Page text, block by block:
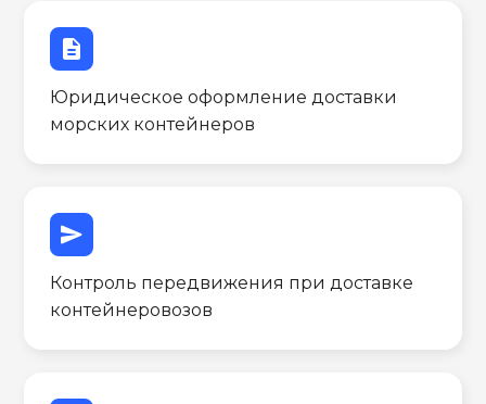
description
Юридическое оформление доставки
морских контейнеров
send
Контроль передвижения при доставке
контейнеровозов